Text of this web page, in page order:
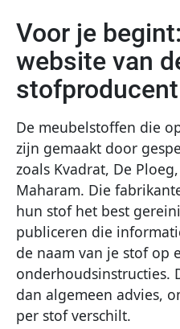
Voor je
website van
stofproducent
De meubelstoffen die
zijn gemaakt door
zoals Kvadrat, De
Maharam. Die
hun stof het best
publiceren die
de naam van je stof op
onderhoudsinstructies.
dan algemeen advies,
per stof verschilt.